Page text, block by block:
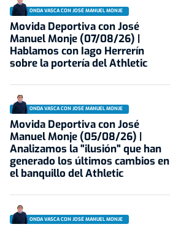
ONDA VASCA CON JOSÉ MANUEL MONJE
Movida Deportiva con José
Manuel Monje (07/08/26) |
Hablamos con Iago Herrerín
sobre la portería del Athletic
ONDA VASCA CON JOSÉ MANUEL MONJE
Movida Deportiva con José
Manuel Monje (05/08/26) |
Analizamos la "ilusión" que han
generado los últimos cambios en
el banquillo del Athletic
ONDA VASCA CON JOSÉ MANUEL MONJE